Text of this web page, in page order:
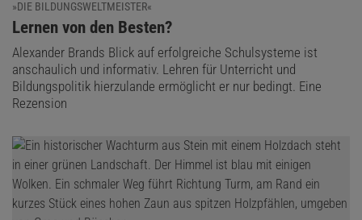
»DIE BILDUNGSWELTMEISTER«
:
Lernen von den Besten?
Alexander Brands Blick auf erfolgreiche Schulsysteme ist
anschaulich und informativ. Lehren für Unterricht und
Bildungspolitik hierzulande ermöglicht er nur bedingt. Eine
Rezension